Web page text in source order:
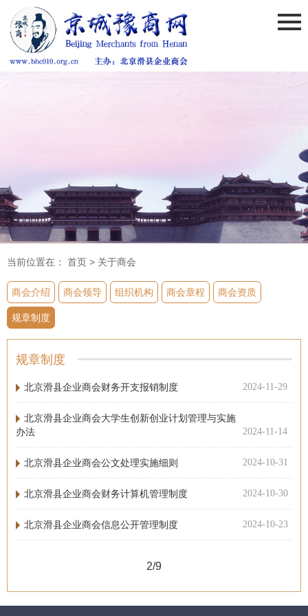
当前位置在： 首页 > 关于商会
商会介绍 商会领导 组织机构 商会章程 商会资质
规章制度
规章制度
北京滑县企业商会财务开支报销制度 2024-11-29
北京滑县企业商会大学生创新创业计划管理与实施
办法
2024-11-14
北京滑县企业商会公文处理实施细则 2024-10-31
北京滑县企业商会财务计算机管理制度 2024-10-30
北京滑县企业商会信息公开管理制度 2024-10-23
2/9